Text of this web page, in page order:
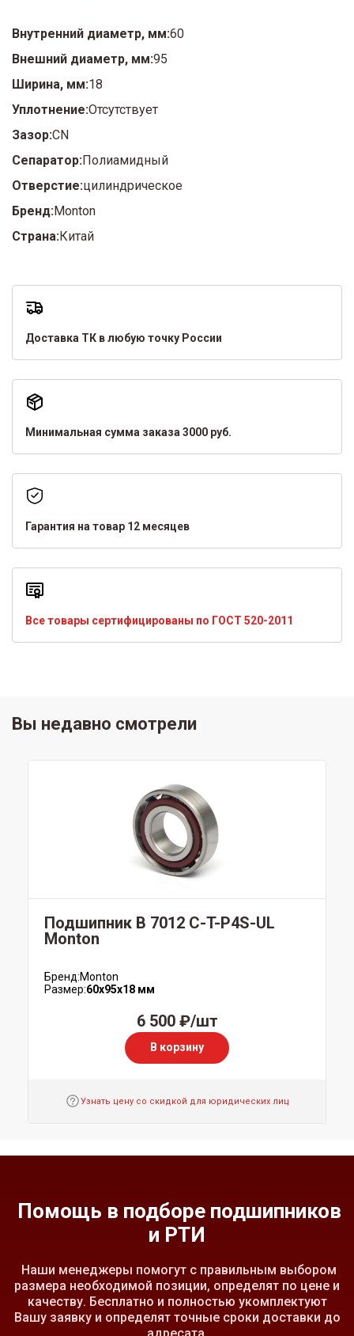
Внутренний диаметр, мм:60
Внешний диаметр, мм:95
Ширина, мм:18
Уплотнение:Отсутствует
Зазор:CN
Сепаратор:Полиамидный
Отверстие:цилиндрическое
Бренд:Monton
Страна:Китай
Доставка ТК в любую точку России
Минимальная сумма заказа 3000 руб.
Гарантия на товар 12 месяцев
Все товары сертифицированы по ГОСТ 520-2011
Вы недавно смотрели
Подшипник B 7012 C-T-P4S-UL
Monton
Бренд:Monton
Размер:60x95x18 мм
6 500 ₽/шт
В корзину
Узнать цену со скидкой для юридических лиц
Помощь в подборе подшипников
и РТИ
Наши менеджеры помогут с правильным выбором
размера необходимой позиции, определят по цене и
качеству. Бесплатно и полностью укомплектуют
Вашу заявку и определят точные сроки доставки до